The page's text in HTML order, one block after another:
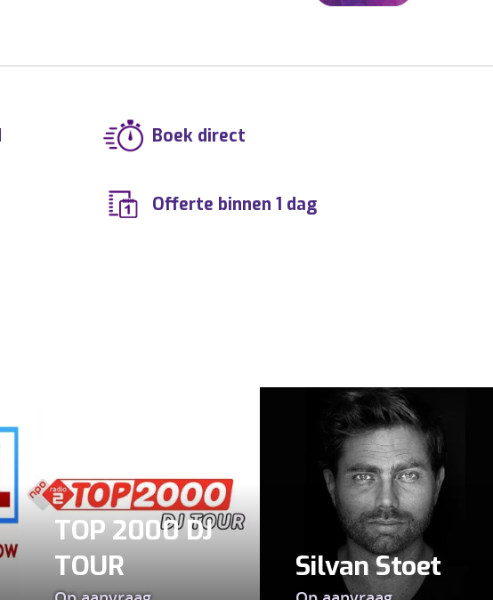
Boek direct
Offerte binnen 1 dag
TOP 2000 DJ
TOUR
Silvan Stoet